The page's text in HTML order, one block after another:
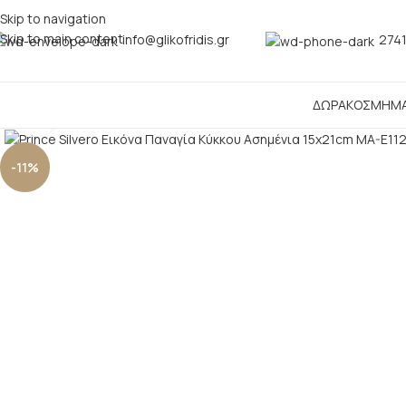
Skip to navigation
Skip to main contentinfo@glikofridis.gr
ΔΩΡΑ
-11%